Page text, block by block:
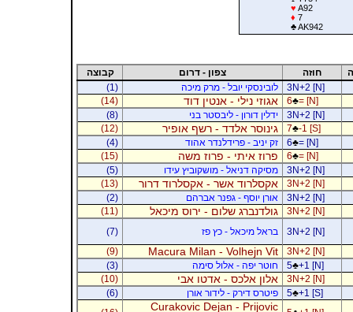
♥ A92
♦ 7
♣AK942
חוזה צפון - דרום
קבוצה
3N+2 [N]
לובינסקי יובל - מרק מיכה
(1)
6♣= [N] אגוזי נילי - אנטין דוד
(14)
3N+2 [N]
ידלין דורון - ליבסטר בני
(8)
7♣-1 [S] גינוסר אלדד - רשף אופיר
(12)
6♣= [N] זק יניב - פרידלנדר אהוד
(4)
6♣= [N] פרוז איתי - פרוז משה
(15)
3N+2 [N]
מסיקה דניאל - מושקוביץ עידו
(5)
3N+2 [N]
אקסלרוד אשר - אקסלרוד דרור
(13)
3N+2 [N]
אורן יוסף - גפנר אברהם
(2)
3N+2 [N]
גולדנברג שלום - ירוס מיכאל
(11)
3N+2 [N]
בראל מיכאל - כץ פז
(7)
3N+2 [N]
Macura Milan - Volhejn Vit
(9)
5♣+1 [N] חוטר יפה - אלול סימה
(3)
3N+2 [N]
אלון אלכס - אדטו אבי
(10)
5♣+1 [S] פיטרס דירק - לידור אורן
(6)
Curakovic Dejan - Prijovic